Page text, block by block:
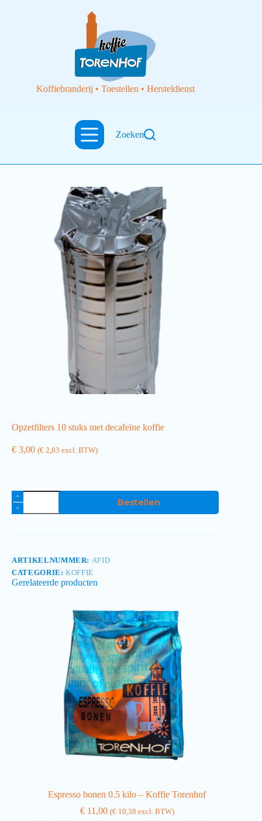
Koffiebranderij • Toestellen • Hersteldienst
Zoeken
Opzetfilters 10 stuks met decafeïne koffie
€ 3,00 (€ 2,83 excl. BTW)
Bestellen
ARTIKELNUMMER: AFID
CATEGORIE:KOFFIE
Gerelateerde producten
Espresso bonen 0.5 kilo – Koffie Torenhof
€11,00 (€10,38 excl. BTW)